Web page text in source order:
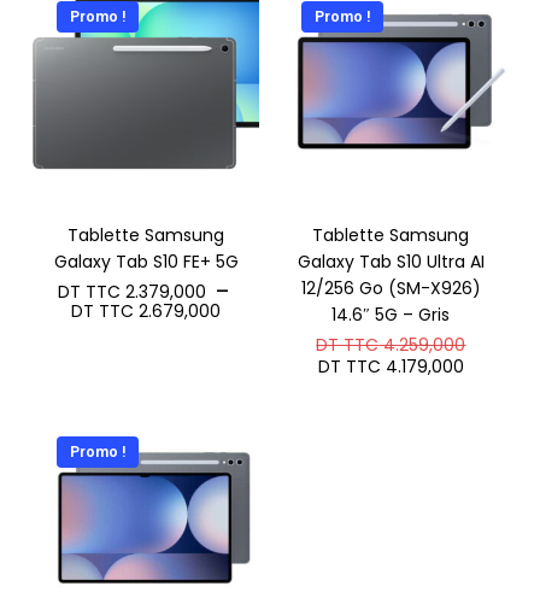
TTC 755,000
à
DT
TTC 895,000
à
DT
TTC
Promo !
Tablette Samsung
Galaxy Tab S10 FE+ 5G
DT TTC 2.379,000 –
DT TTC 2.679,000
Promo !
Tablette Samsung
Galaxy Tab S10 Ultra AI
12/256 Go (SM-X926)
14.6″ 5G – Gris
DT TTC4.259,000Le
DT TTC 4.179,000Le
Promo !